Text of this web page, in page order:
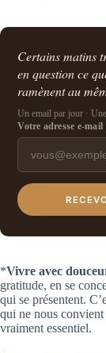
Certains matins
en question ce
ramènent au
Un email par jour ·
Votre adresse e-mail
*Vivre avec
gratitude, en se
qui se présentent.
qui ne nous
vraiment essentiel.